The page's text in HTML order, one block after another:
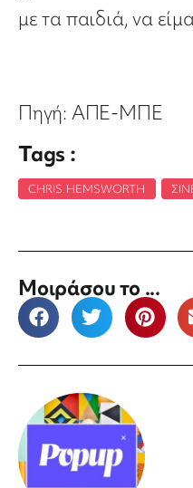
με τα παιδιά, να
Πηγή: ΑΠΕ-ΜΠΕ
Tags :
CHRIS HEMSWORTH
Μοιράσου το ...